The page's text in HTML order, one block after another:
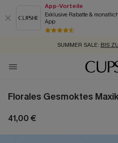
App-Vorteile
Exklusive Rabatte &
App
GRATIS MASSBAND MIT JEDEM
SUMMER SALE: BIS
ZUM NEWSLETTER:BIS ZU -
KOSTENLOSER
Florales Gesmoktes
41,00 €